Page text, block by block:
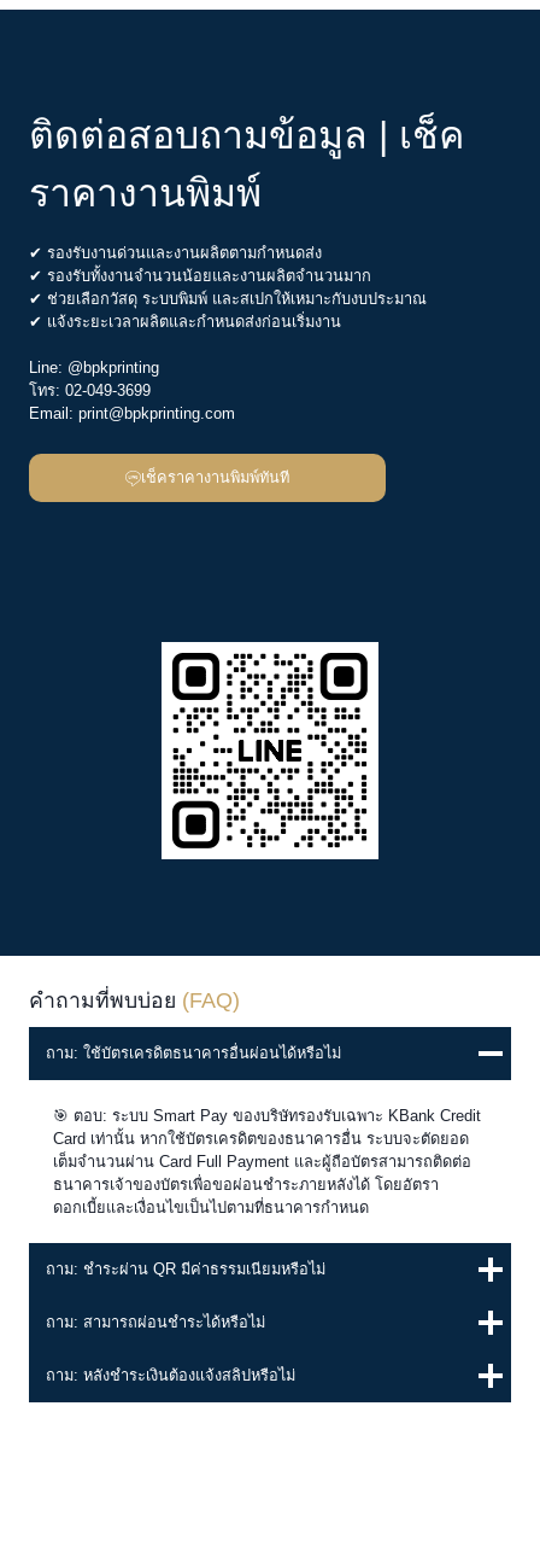
ติดต่อสอบถามข้อมูล | เช็ค
ราคางานพิมพ์
✔ รองรับงานด่วนและงานผลิตตามกำหนดส่ง
✔ รองรับทั้งงานจำนวนน้อยและงานผลิตจำนวนมาก
✔ ช่วยเลือกวัสดุ ระบบพิมพ์ และสเปกให้เหมาะกับงบประมาณ
✔ แจ้งระยะเวลาผลิตและกำหนดส่งก่อนเริ่มงาน
Line: @bpkprinting
โทร: 02-049-3699
Email: print@bpkprinting.com
เช็คราคางานพิมพ์ทันที
คำถามที่พบบ่อย (FAQ)
ถาม: ใช้บัตรเครดิตธนาคารอื่นผ่อนได้หรือไม่
🎯 ตอบ: ระบบ Smart Pay ของบริษัทรองรับเฉพาะ KBank Credit
Card เท่านั้น หากใช้บัตรเครดิตของธนาคารอื่น ระบบจะตัดยอด
เต็มจำนวนผ่าน Card Full Payment และผู้ถือบัตรสามารถติดต่อ
ธนาคารเจ้าของบัตรเพื่อขอผ่อนชำระภายหลังได้ โดยอัตรา
ดอกเบี้ยและเงื่อนไขเป็นไปตามที่ธนาคารกำหนด
ถาม: ชำระผ่าน QR มีค่าธรรมเนียมหรือไม่
ถาม: สามารถผ่อนชำระได้หรือไม่
ถาม: หลังชำระเงินต้องแจ้งสลิปหรือไม่